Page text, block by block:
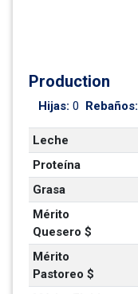
Production
Hijas: 0 Rebaños:
Leche
Proteína
Grasa
Mérito
Quesero $
Mérito
Pastoreo $